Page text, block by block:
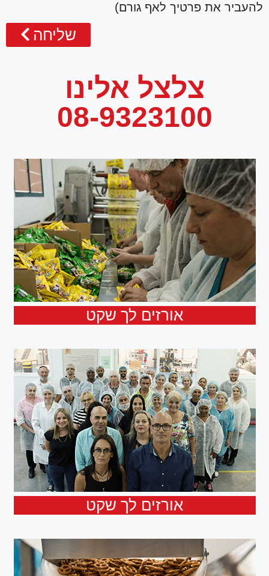
להעביר את פרטיך לאף גורם)
שליחה
צלצל אלינו
08-9323100
אורזים לך שקט
אורזים לך שקט